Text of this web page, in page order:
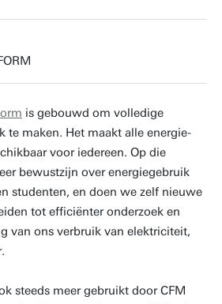
is gebouwd om volledige
te maken. Het maakt alle energie-
voor iedereen. Op die
bewustzijn over energiegebruik
studenten, en doen we zelf nieuwe
tot efficiënter onderzoek en
van ons verbruik van elektriciteit,
steeds meer gebruikt door CFM